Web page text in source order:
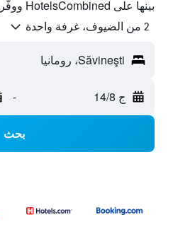
بينها على HotelsCombined ووفّر.
2 من الضيوف، غرفة واحدة
Săvineşti، رومانيا
ج 14/8 -
بحث